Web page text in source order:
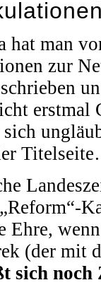
hat man
zur
erstmal
Ehre,
(der mit
sich noch